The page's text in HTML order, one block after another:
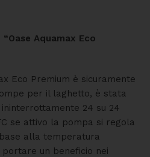
Aquamax Eco
Eco Premium è sicuramente
per il laghetto, è stata
24 su 24
se attivo la pompa si regola
alla temperatura
un beneficio nei